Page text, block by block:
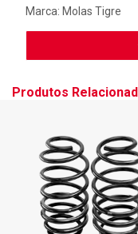
Marca: Molas Tigre
Produtos